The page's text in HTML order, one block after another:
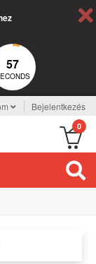
57
Bejelentkezés
0